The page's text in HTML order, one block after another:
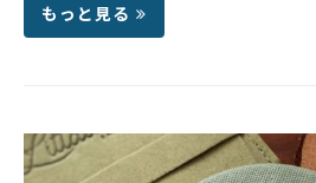
もっと見る